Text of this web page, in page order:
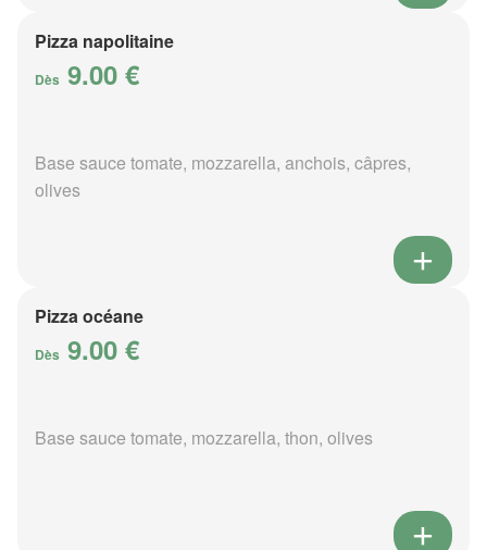
Pizza napolitaine
Dès 9.00 €
Base sauce tomate, mozzarella, anchois, câpres,
olives
Pizza océane
Dès 9.00 €
Base sauce tomate, mozzarella, thon, olives